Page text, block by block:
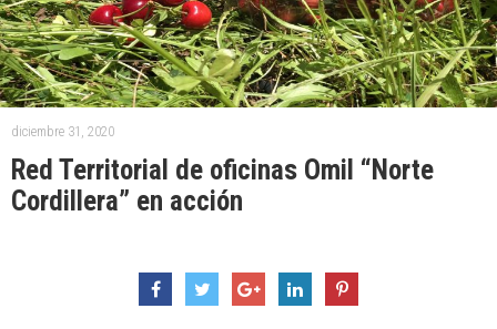
diciembre 31, 2020
Red Territorial de oficinas Omil “Norte
Cordillera” en acción